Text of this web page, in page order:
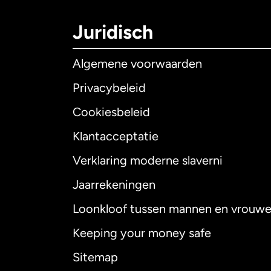
Juridisch
Algemene voorwaarden
Privacybeleid
Cookiesbeleid
Klantacceptatie
Verklaring moderne slaverni
Jaarrekeningen
Loonkloof tussen mannen en
Keeping your money safe
Sitemap
Australië